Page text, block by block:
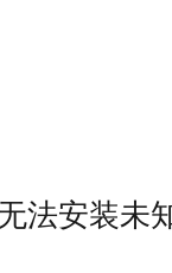
法安装未